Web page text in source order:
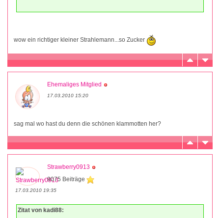
wow ein richtiger kleiner Strahlemann...so Zucker
Ehemaliges Mitglied
17.03.2010 15:20
sag mal wo hast du denn die schönen klammotten her?
Strawberry0913
9075 Beiträge
17.03.2010 19:35
Zitat von kadi88: